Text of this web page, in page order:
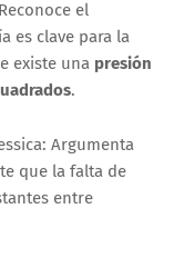
el
es clave para la
existe una presión
.
Argumenta
que la falta de
entre